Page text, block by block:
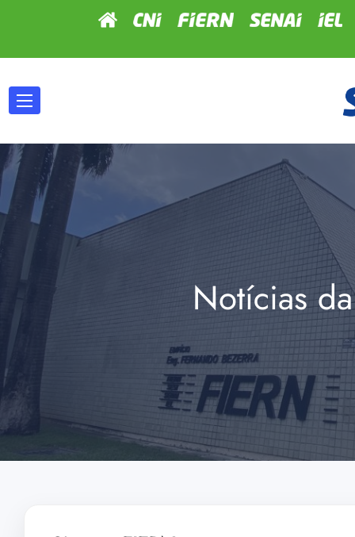
Notícias